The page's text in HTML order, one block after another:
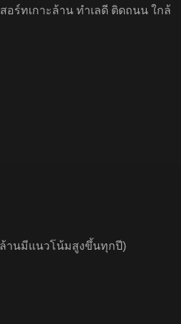
อร์ทเกาะล้าน ทำเลดี ติดถนน ใกล้
ล้านมีแนวโน้มสูงขึ้นทุกปี)